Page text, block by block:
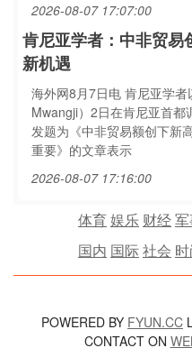
2026-08-07 17:07:00
肯尼亚学者：中非贸易
新机遇
海外网8月7日电 肯尼亚学者
Mwangji）2日在肯尼亚首
发题为《中非贸易额创下新
重要》的文章表示
2026-08-07 17:16:00
体育娱乐 财经
国内 国际社会
POWERED BY FYUN.CC
CONTACT ON